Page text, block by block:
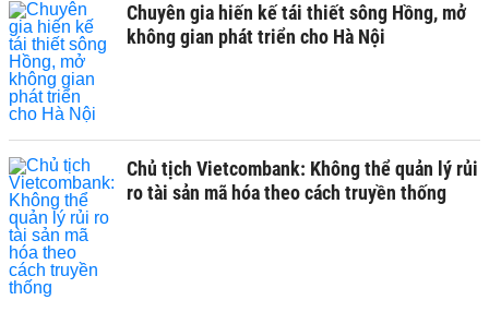
Chuyên gia hiến kế tái thiết sông Hồng, mở
không gian phát triển cho Hà Nội
Chủ tịch Vietcombank: Không thể quản lý rủi
ro tài sản mã hóa theo cách truyền thống